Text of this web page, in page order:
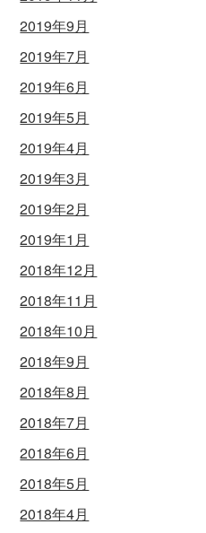
2019年9月
2019年7月
2019年6月
2019年5月
2019年4月
2019年3月
2019年2月
2019年1月
2018年12月
2018年11月
2018年10月
2018年9月
2018年8月
2018年7月
2018年6月
2018年5月
2018年4月